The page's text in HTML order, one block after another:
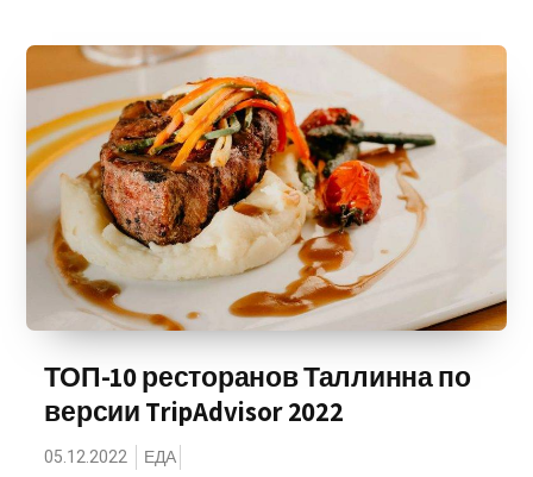
ТОП-10 ресторанов Таллинна по
версии TripAdvisor 2022
05.12.2022 ЕДА